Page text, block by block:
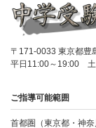
〒171-0033 東京都豊
平日11:00～19:00 土
ご指導可能範囲
首都圏（東京都・神